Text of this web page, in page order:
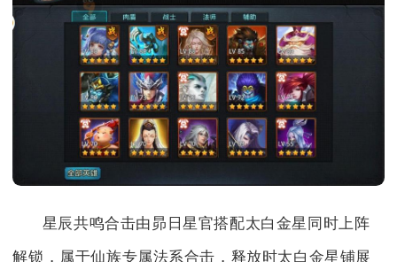
星辰共鸣合击由昴日星官搭配太白金星同时上阵
解锁，属于仙族专属法系合击，释放时太白金星铺展